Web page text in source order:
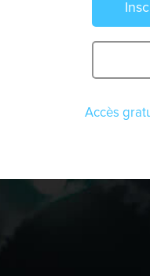
Accès